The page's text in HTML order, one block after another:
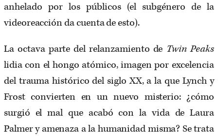
anhelado por los públicos (el subgénero de la
videoreacción da cuenta de esto).
La octava parte del relanzamiento de Twin Peaks
lidia con el hongo atómico, imagen por excelencia
del trauma histórico del siglo XX, a la que Lynch y
Frost convierten en un nuevo misterio: ¿cómo
surgió el mal que acabó con la vida de Laura
Palmer y amenaza a la humanidad misma? Se trata